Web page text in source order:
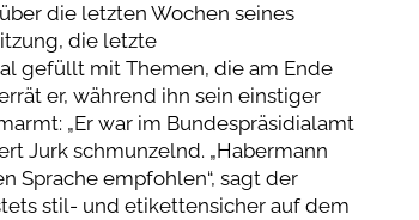
die letzten Wochen seines
die letzte
gefüllt mit Themen, die am Ende
er, während ihn sein einstiger
„Er war im Bundespräsidialamt
Jurk schmunzelnd. „Habermann
Sprache empfohlen“, sagt der
stil- und etikettensicher auf dem